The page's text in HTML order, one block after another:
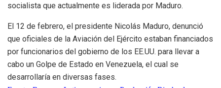
socialista que actualmente es liderada por Maduro.
El 12 de febrero, el presidente Nicolás Maduro, denunció
que oficiales de la Aviación del Ejército estaban financiados
por funcionarios del gobierno de los EE.UU. para llevar a
cabo un Golpe de Estado en Venezuela, el cual se
desarrollaría en diversas fases.